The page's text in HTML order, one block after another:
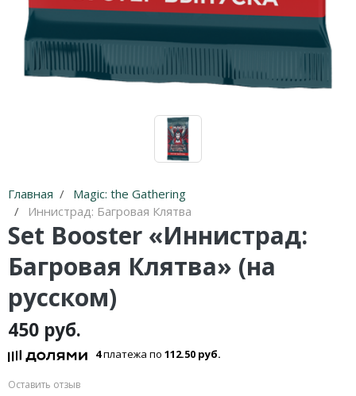
Главная
Magic: the Gathering
Иннистрад: Багровая Клятва
Set Booster «Иннистрад:
Багровая Клятва» (на
русском)
450 руб.
4платежа по 112.50 руб.
Оставить отзыв